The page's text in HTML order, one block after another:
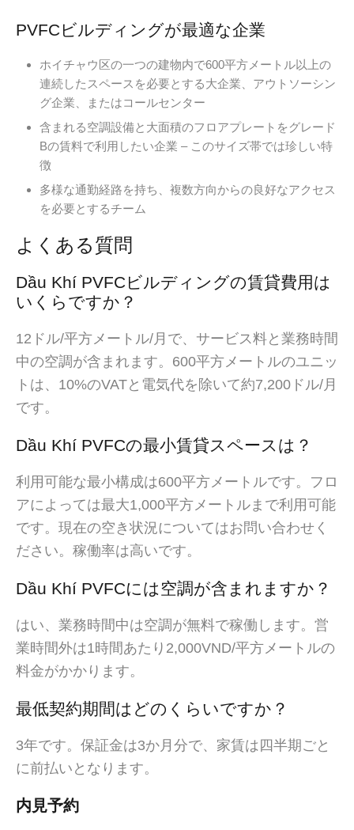
PVFCビルディングが最適な企業
ホイチャウ区の一つの建物内で600平方メートル以上の
連続したスペースを必要とする大企業、アウトソーシン
グ企業、またはコールセンター
含まれる空調設備と大面積のフロアプレートをグレード
Bの賃料で利用したい企業 – このサイズ帯では珍しい特
徴
多様な通勤経路を持ち、複数方向からの良好なアクセス
を必要とするチーム
よくある質問
Dầu Khí PVFCビルディングの賃貸費用は
いくらですか？
12ドル/平方メートル/月で、サービス料と業務時間
中の空調が含まれます。600平方メートルのユニッ
トは、10%のVATと電気代を除いて約7,200ドル/月
です。
Dầu Khí PVFCの最小賃貸スペースは？
利用可能な最小構成は600平方メートルです。フロ
アによっては最大1,000平方メートルまで利用可能
です。現在の空き状況についてはお問い合わせく
ださい。稼働率は高いです。
Dầu Khí PVFCには空調が含まれますか？
はい、業務時間中は空調が無料で稼働します。営
業時間外は1時間あたり2,000VND/平方メートルの
料金がかかります。
最低契約期間はどのくらいですか？
3年です。保証金は3か月分で、家賃は四半期ごと
に前払いとなります。
内見予約